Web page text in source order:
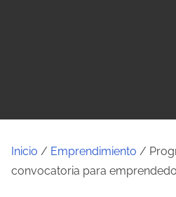
Inicio / Emprendimiento /
convocatoria para